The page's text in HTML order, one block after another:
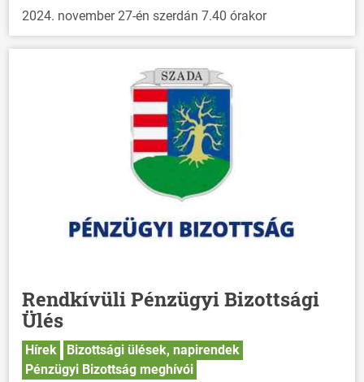
2024. november 27-én szerdán 7.40 órakor
Rendkívüli Pénzügyi Bizottsági
Ülés
Hírek
Bizottsági ülések, napirendek
Pénzügyi Bizottság meghívói